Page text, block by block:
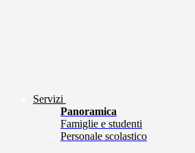
Servizi
Panoramica
Famiglie e studenti
Personale scolastico